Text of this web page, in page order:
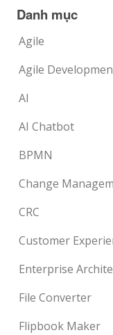
Danh mục
Agile
Agile
AI
AI Chatbot
BPMN
Change
CRC
Customer
Enterprise
File Converter
Flipbook Maker